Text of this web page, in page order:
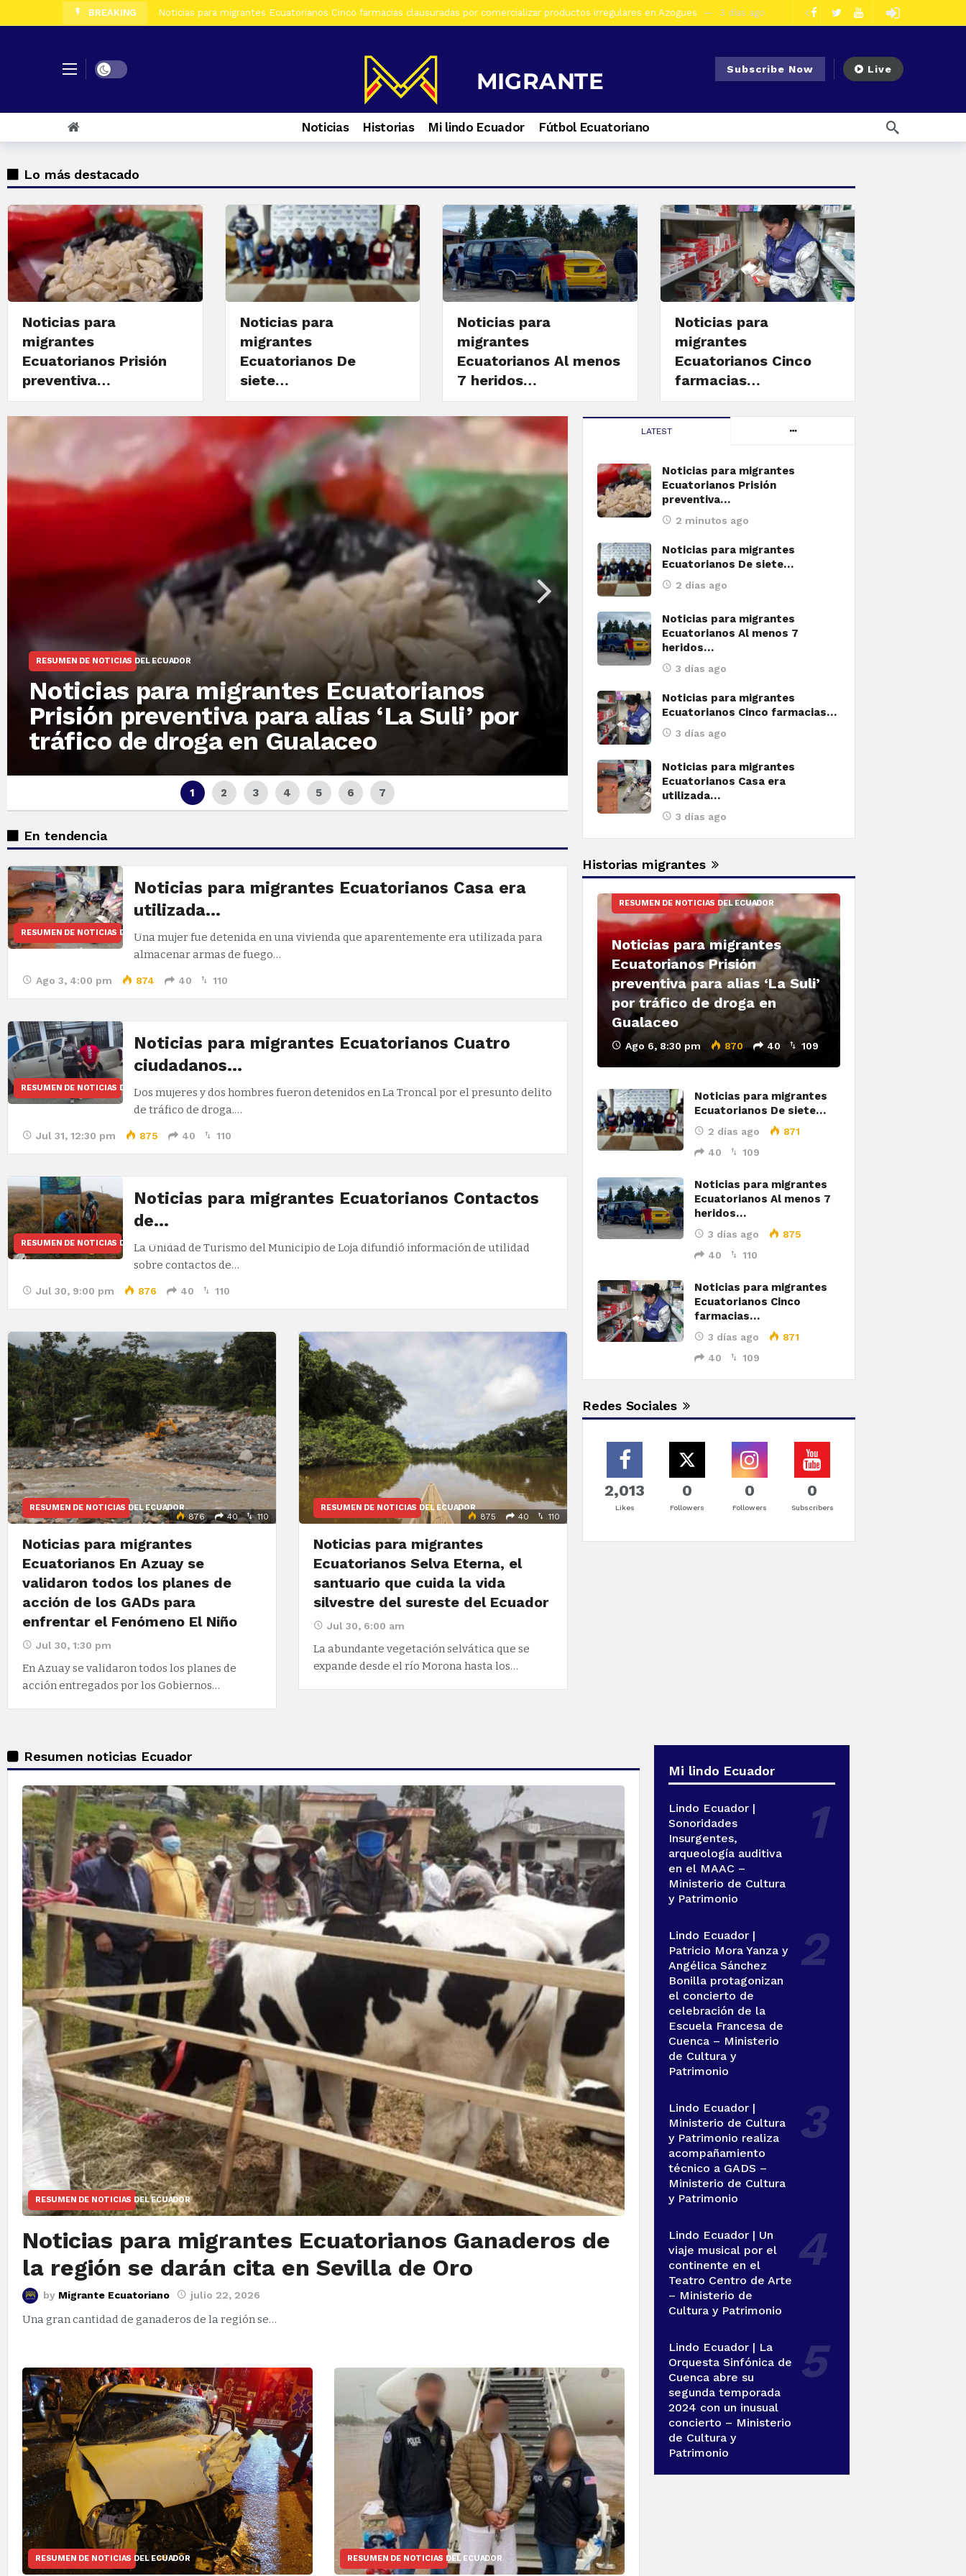
BREAKING Noticias para migrantes Ecuatorianos Casa era utilizada para almacenar armas en La Troncal. Hay una mujer detenida 3 días ago
Noticias para migrantes Ecuatorianos Contactos de emergencia para quienes caminan a El Cisne
Noticias para migrantes Ecuatorianos En Azuay se validaron todos los planes de acción de los GADs para enfrentar el Fenómeno El Niño 1 semana ago
Noticias para migrantes Ecuatorianos Selva Eterna, el santuario que cuida la vida silvestre del sureste del Ecuador
Noticias para migrantes Ecuatorianos Culminan mantenimiento de la Central Hidroeléctrica Mazar 1 semana ago
Subscribe Now Live
Noticias Historias Mi lindo Ecuador Fútbol Ecuatoriano
Lo más destacado
Noticias para
migrantes
Ecuatorianos Prisión
preventiva…
Noticias para
migrantes
Ecuatorianos De
siete…
Noticias para
migrantes
Ecuatorianos Al menos
7 heridos…
Noticias para
migrantes
Ecuatorianos Cinco
farmacias…
RESUMEN DE NOTICIAS DEL ECUADOR
Noticias para migrantes Ecuatorianos
Prisión preventiva para alias ‘La Suli’ por
tráfico de droga en Gualaceo
RESUMEN DE NOTICIAS DEL ECUADOR
Noticias para migrantes
siete investigados en
de droga, tres son
En tendencia
RESUMEN DE NOTICIAS DEL ECUADOR
Noticias para migrantes Ecuatorianos Casa era
utilizada…
Una mujer fue detenida en una vivienda que aparentemente era utilizada para
almacenar armas de fuego…
Ago 3, 4:00 pm 874 40 110
RESUMEN DE NOTICIAS DEL ECUADOR
Noticias para migrantes Ecuatorianos Cuatro
ciudadanos…
Dos mujeres y dos hombres fueron detenidos en La Troncal por el presunto delito
de tráfico de droga.…
Jul 31, 12:30 pm 875 40 110
RESUMEN DE NOTICIAS DEL ECUADOR
Noticias para migrantes Ecuatorianos Contactos
de…
La Unidad de Turismo del Municipio de Loja difundió información de utilidad
sobre contactos de…
Jul 30, 9:00 pm 876 40 110
RESUMEN DE NOTICIAS DEL ECUADOR
876 40 110
Noticias para migrantes
Ecuatorianos En Azuay se
validaron todos los planes de
acción de los GADs para
enfrentar el Fenómeno El Niño
Jul 30, 1:30 pm
En Azuay se validaron todos los planes de
acción entregados por los Gobiernos…
RESUMEN DE NOTICIAS DEL ECUADOR
875 40 110
Noticias para migrantes
Ecuatorianos Selva Eterna, el
santuario que cuida la vida
silvestre del sureste del Ecuador
Jul 30, 6:00 am
La abundante vegetación selvática que se
expande desde el río Morona hasta los…
LATEST
Noticias para migrantes
Ecuatorianos Prisión
preventiva…
2 minutos ago
Noticias para migrantes
Ecuatorianos De siete…
2 días ago
Noticias para migrantes
Ecuatorianos Al menos 7
heridos…
3 días ago
Noticias para migrantes
Ecuatorianos Cinco farmacias…
3 días ago
Noticias para migrantes
Ecuatorianos Casa era
utilizada…
3 días ago
Historias migrantes
RESUMEN DE NOTICIAS DEL ECUADOR
Noticias para migrantes
Ecuatorianos Prisión
preventiva para alias ‘La Suli’
por tráfico de droga en
Gualaceo
Ago 6, 8:30 pm 870 40 109
Noticias para migrantes
Ecuatorianos De siete…
2 días ago
871
40
109
Noticias para migrantes
Ecuatorianos Al menos 7
heridos…
3 días ago
875
40
110
Noticias para migrantes
Ecuatorianos Cinco
farmacias…
3 días ago
871
40
109
Redes Sociales
2,013
Likes
0
Followers
0
Followers
0
Subscribers
Resumen noticias Ecuador
RESUMEN DE NOTICIAS DEL ECUADOR
Noticias para migrantes Ecuatorianos Ganaderos de
la región se darán cita en Sevilla de Oro
by Migrante Ecuatoriano julio 22, 2026
Una gran cantidad de ganaderos de la región se…
RESUMEN DE NOTICIAS DEL ECUADOR RESUMEN DE NOTICIAS DEL ECUADOR
Mi lindo Ecuador
Lindo Ecuador |
Sonoridades
Insurgentes,
arqueología auditiva
en el MAAC –
Ministerio de Cultura
y Patrimonio
Lindo Ecuador |
Patricio Mora Yanza y
Angélica Sánchez
Bonilla protagonizan
el concierto de
celebración de la
Escuela Francesa de
Cuenca – Ministerio
de Cultura y
Patrimonio
Lindo Ecuador |
Ministerio de Cultura
y Patrimonio realiza
acompañamiento
técnico a GADS –
Ministerio de Cultura
y Patrimonio
Lindo Ecuador | Un
viaje musical por el
continente en el
Teatro Centro de Arte
– Ministerio de
Cultura y Patrimonio
Lindo Ecuador | La
Orquesta Sinfónica de
Cuenca abre su
segunda temporada
2024 con un inusual
concierto – Ministerio
de Cultura y
Patrimonio